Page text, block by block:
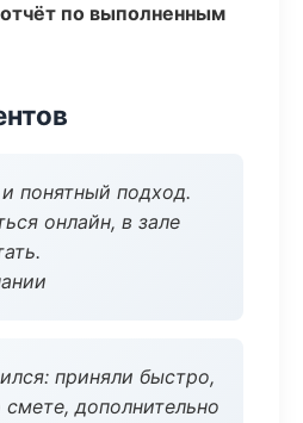
по выполненным
понятный подход.
онлайн, в зале
приняли быстро,
дополнительно